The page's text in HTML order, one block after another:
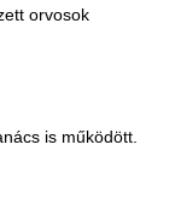
orvosok
is működött.